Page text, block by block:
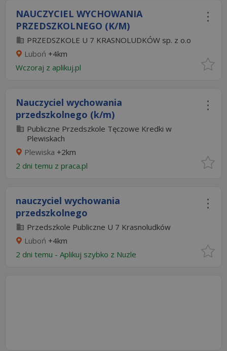
NAUCZYCIEL WYCHOWANIA
PRZEDSZKOLNEGO (K/M)
PRZEDSZKOLE U 7 KRASNOLUDKÓW sp. z o.o
Luboń +4km
Wczoraj z aplikuj.pl
Nauczyciel wychowania
przedszkolnego (k/m)
Publiczne Przedszkole Tęczowe Kredki w
Plewiskach
Plewiska +2km
2 dni temu z praca.pl
nauczyciel wychowania
przedszkolnego
Przedszkole Publiczne U 7 Krasnoludków
Luboń +4km
2 dni temu - Aplikuj szybko z Nuzle